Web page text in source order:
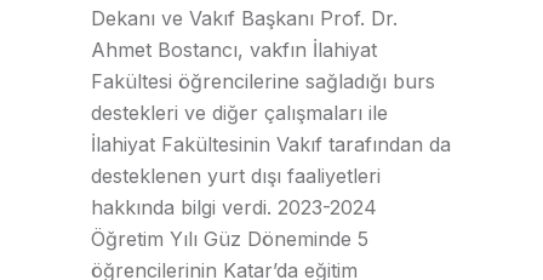
Dekanı ve Vakıf Başkanı Prof. Dr.
Ahmet Bostancı, vakfın İlahiyat
Fakültesi öğrencilerine sağladığı burs
destekleri ve diğer çalışmaları ile
İlahiyat Fakültesinin Vakıf tarafından da
desteklenen yurt dışı faaliyetleri
hakkında bilgi verdi. 2023-2024
Öğretim Yılı Güz Döneminde 5
öğrencilerinin Katar’da eğitim